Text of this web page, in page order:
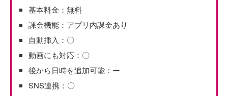
基本料金：無料
課金機能：アプリ内課金あり
自動挿入：〇
動画にも対応：〇
後から日時を追加可能：ー
SNS連携：〇